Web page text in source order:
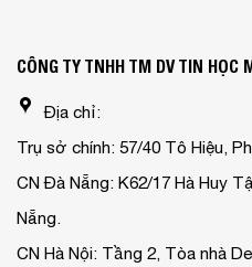
CÔNG TY TNHH TM DV TIN HỌC
Địa chỉ:
Trụ sở chính: 57/40 Tô Hiệu,
CN Đà Nẵng: K62/17 Hà Huy
Nẵng.
CN Hà Nội: Tầng 2, Tòa nhà